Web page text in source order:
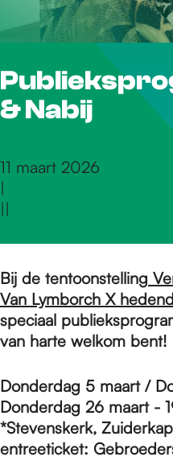
& Nabij
11 maart 2026
|
||
Bij de tentoonstelling
Van Lymborch X
speciaal
van harte welkom bent!
Donderdag 5 maart /
Donderdag 26 maart -
*Stevenskerk,
entreeticket: